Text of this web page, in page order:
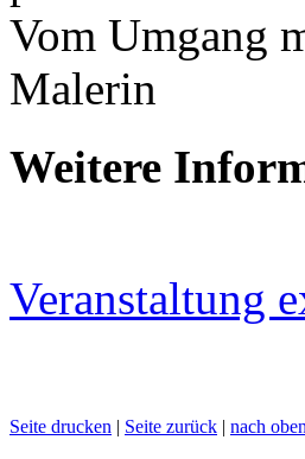
Vom Umgang
Malerin
Weitere
Veranstaltung
Seite drucken | Seite zurück | nach oben